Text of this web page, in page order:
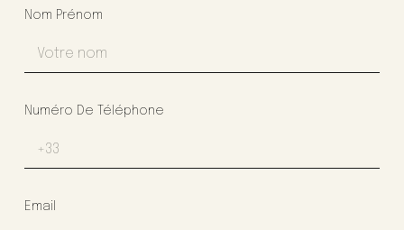
Nom Prénom
Numéro De Téléphone
Email